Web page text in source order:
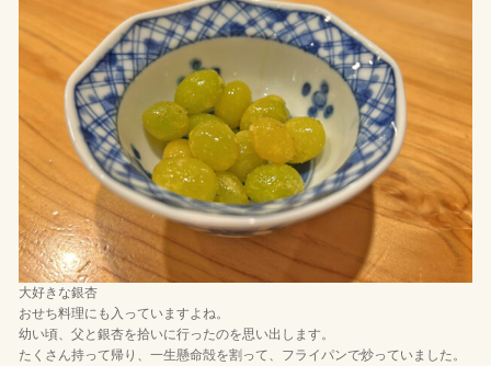
大好きな銀杏
おせち料理にも入っていますよね。
幼い頃、父と銀杏を拾いに行ったのを思い出します。
たくさん持って帰り、一生懸命殻を割って、フライパンで炒っていました。